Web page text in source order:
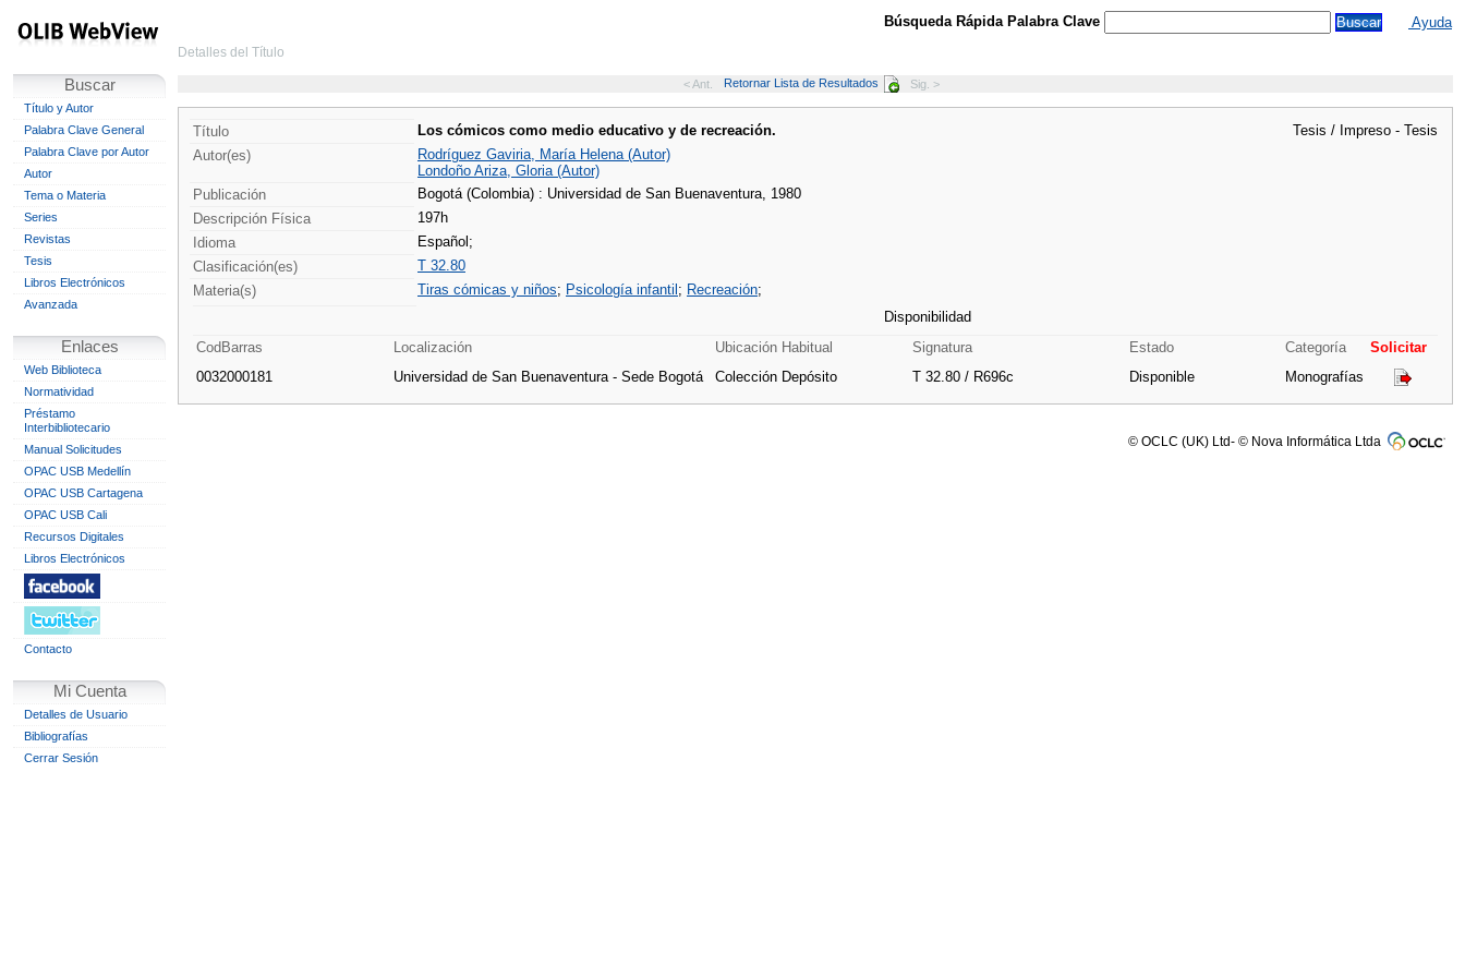
Buscar
Título y Autor
Palabra Clave General
Palabra Clave por Autor
Autor
Tema o Materia
Series
Revistas
Tesis
Libros Electrónicos
Avanzada
Enlaces
Web Biblioteca
Normatividad
Préstamo
Interbibliotecario
Manual Solicitudes
OPAC USB Medellín
OPAC USB Cartagena
OPAC USB Cali
Recursos Digitales
Libros Electrónicos
Contacto
Mi Cuenta
Detalles de Usuario
Bibliografías
Cerrar Sesión
Búsqueda Rápida Palabra Clave Ayuda
Detalles del Título
< Ant. Retornar Lista de Resultados Sig. >
Título Los cómicos como medio educativo y de recreación.
Tesis / Impreso - Tesis
Autor(es)
Rodríguez Gaviria, María Helena (Autor)
Londoño Ariza, Gloria (Autor)
Publicación
Bogotá (Colombia) : Universidad de San Buenaventura, 1980
Descripción Física
197h
Idioma
Español;
Clasificación(es)
T 32.80
Materia(s)
Tiras cómicas y niños; Psicología infantil ; Recreación;
Disponibilidad
CodBarras
Localización Ubicación Habitual Signatura Estado Categoría
Solicitar
0032000181
Universidad de San Buenaventura - Sede Bogotá Colección Depósito T 32.80 / R696c Disponible Monografías
© OCLC (UK) Ltd- © Nova Informática Ltda